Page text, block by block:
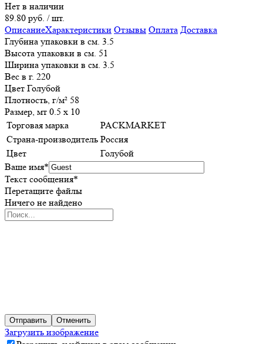
Нет в наличии
89.80 руб. / шт.
ОписаниеХарактеристики Отзывы Оплата Доставка
Глубина упаковки в см. 3.5
Высота упаковки в см. 51
Ширина упаковки в см. 3.5
Вес в г. 220
Цвет Голубой
Плотность, г/м² 58
Размер, мт 0.5 х 10
Торговая марка
PACKMARKET
Страна-производитель Россия
Цвет
Голубой
Ваше имя*
Текст сообщения*
Перетащите файлы
Ничего не найдено
Отправить Отменить
Загрузить изображение